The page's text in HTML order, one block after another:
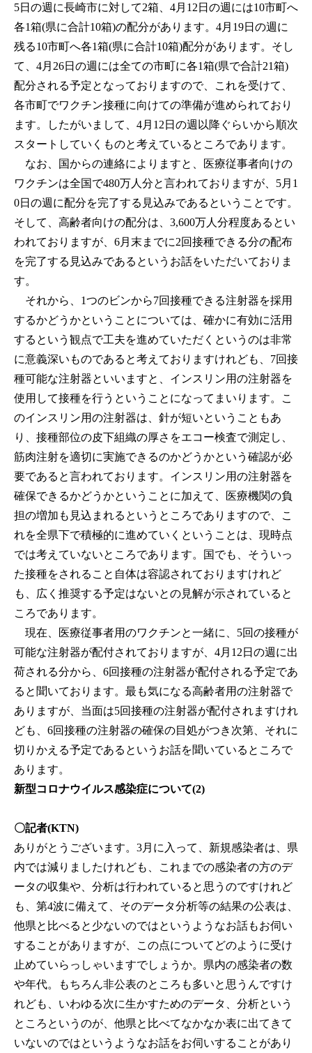
5日の週に長崎市に対して2箱、4月12日の週には10市町へ
各1箱(県に合計10箱)の配分があります。4月19日の週に
残る10市町へ各1箱(県に合計10箱)配分があります。そし
て、4月26日の週には全ての市町に各1箱(県で合計21箱)
配分される予定となっておりますので、これを受けて、
各市町でワクチン接種に向けての準備が進められており
ます。したがいまして、4月12日の週以降ぐらいから順次
スタートしていくものと考えているところであります。
なお、国からの連絡によりますと、医療従事者向けの
ワクチンは全国で480万人分と言われておりますが、5月1
0日の週に配分を完了する見込みであるということです。
そして、高齢者向けの配分は、3,600万人分程度あるとい
われておりますが、6月末までに2回接種できる分の配布
を完了する見込みであるというお話をいただいておりま
す。
それから、1つのビンから7回接種できる注射器を採用
するかどうかということについては、確かに有効に活用
するという観点で工夫を進めていただくというのは非常
に意義深いものであると考えておりますけれども、7回接
種可能な注射器といいますと、インスリン用の注射器を
使用して接種を行うということになってまいります。こ
のインスリン用の注射器は、針が短いということもあ
り、接種部位の皮下組織の厚さをエコー検査で測定し、
筋肉注射を適切に実施できるのかどうかという確認が必
要であると言われております。インスリン用の注射器を
確保できるかどうかということに加えて、医療機関の負
担の増加も見込まれるというところでありますので、こ
れを全県下で積極的に進めていくということは、現時点
では考えていないところであります。国でも、そういっ
た接種をされること自体は容認されておりますけれど
も、広く推奨する予定はないとの見解が示されていると
ころであります。
現在、医療従事者用のワクチンと一緒に、5回の接種が
可能な注射器が配付されておりますが、4月12日の週に出
荷される分から、6回接種の注射器が配付される予定であ
ると聞いております。最も気になる高齢者用の注射器で
ありますが、当面は5回接種の注射器が配付されますけれ
ども、6回接種の注射器の確保の目処がつき次第、それに
切りかえる予定であるというお話を聞いているところで
あります。
新型コロナウイルス感染症について(2)
〇記者(KTN)
ありがとうございます。3月に入って、新規感染者は、県
内では減りましたけれども、これまでの感染者の方のデ
ータの収集や、分析は行われていると思うのですけれど
も、第4波に備えて、そのデータ分析等の結果の公表は、
他県と比べると少ないのではというようなお話もお伺い
することがありますが、この点についてどのように受け
止めていらっしゃいますでしょうか。県内の感染者の数
や年代。もちろん非公表のところも多いと思うんですけ
れども、いわゆる次に生かすためのデータ、分析という
ところというのが、他県と比べてなかなか表に出てきて
いないのではというようなお話をお伺いすることがあり